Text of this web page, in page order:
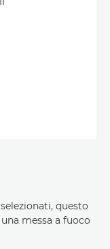
questo
messa a fuoco